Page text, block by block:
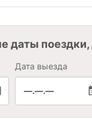
даты
Дата выезда
—.—.—